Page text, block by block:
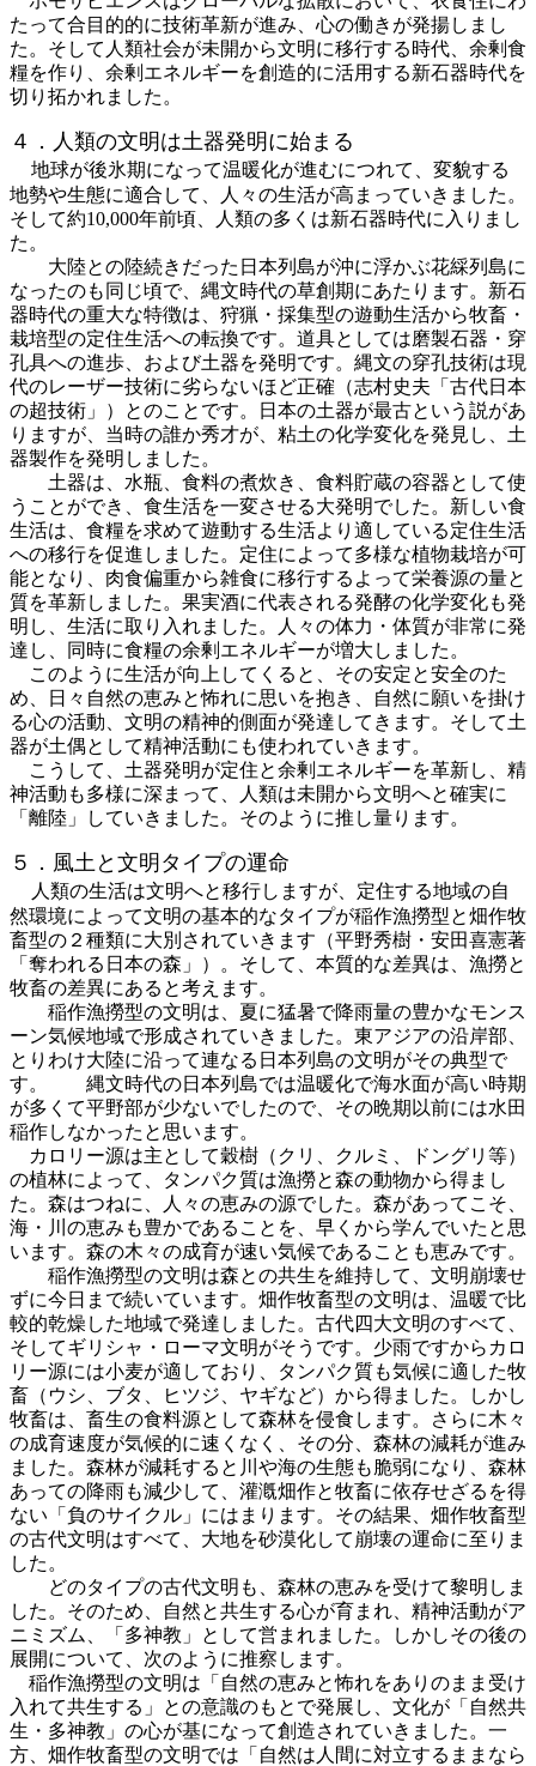
たって合目的的に技術革新が進み、心の働きが発揚しまし
た。そして人類社会が未開から文明に移行する時代、余剰食
糧を作り、余剰エネルギーを創造的に活用する新石器時代を
切り拓かれました。
４．人類の文明は土器発明に始まる
地球が後氷期になって温暖化が進むにつれて、変貌する
地勢や生態に適合して、人々の生活が高まっていきました。
そして約10,000年前頃、人類の多くは新石器時代に入りまし
た。
大陸との陸続きだった日本列島が沖に浮かぶ花綵列島に
なったのも同じ頃で、縄文時代の草創期にあたります。新石
器時代の重大な特徴は、狩猟・採集型の遊動生活から牧畜・
栽培型の定住生活への転換です。道具としては磨製石器・穿
孔具への進歩、および土器を発明です。縄文の穿孔技術は現
代のレーザー技術に劣らないほど正確（志村史夫「古代日本
の超技術」）とのことです。日本の土器が最古という説があ
りますが、当時の誰か秀才が、粘土の化学変化を発見し、土
器製作を発明しました。
土器は、水瓶、食料の煮炊き、食料貯蔵の容器として使
うことができ、食生活を一変させる大発明でした。新しい食
生活は、食糧を求めて遊動する生活より適している定住生活
への移行を促進しました。定住によって多様な植物栽培が可
能となり、肉食偏重から雑食に移行するよって栄養源の量と
質を革新しました。果実酒に代表される発酵の化学変化も発
明し、生活に取り入れました。人々の体力・体質が非常に発
達し、同時に食糧の余剰エネルギーが増大しました。
このように生活が向上してくると、その安定と安全のた
め、日々自然の恵みと怖れに思いを抱き、自然に願いを掛け
る心の活動、文明の精神的側面が発達してきます。そして土
器が土偶として精神活動にも使われていきます。
こうして、土器発明が定住と余剰エネルギーを革新し、精
神活動も多様に深まって、人類は未開から文明へと確実に
「離陸」していきました。そのように推し量ります。
５．風土と文明タイプの運命
人類の生活は文明へと移行しますが、定住する地域の自
然環境によって文明の基本的なタイプが稲作漁撈型と畑作牧
畜型の２種類に大別されていきます（平野秀樹・安田喜憲著
「奪われる日本の森」）。そして、本質的な差異は、漁撈と
牧畜の差異にあると考えます。
稲作漁撈型の文明は、夏に猛暑で降雨量の豊かなモンス
ーン気候地域で形成されていきました。東アジアの沿岸部、
とりわけ大陸に沿って連なる日本列島の文明がその典型で
す。 縄文時代の日本列島では温暖化で海水面が高い時期
が多くて平野部が少ないでしたので、その晩期以前には水田
稲作しなかったと思います。
カロリー源は主として穀樹（クリ、クルミ、ドングリ等）
の植林によって、タンパク質は漁撈と森の動物から得まし
た。森はつねに、人々の恵みの源でした。森があってこそ、
海・川の恵みも豊かであることを、早くから学んでいたと思
います。森の木々の成育が速い気候であることも恵みです。
稲作漁撈型の文明は森との共生を維持して、文明崩壊せ
ずに今日まで続いています。畑作牧畜型の文明は、温暖で比
較的乾燥した地域で発達しました。古代四大文明のすべて、
そしてギリシャ・ローマ文明がそうです。少雨ですからカロ
リー源には小麦が適しており、タンパク質も気候に適した牧
畜（ウシ、ブタ、ヒツジ、ヤギなど）から得ました。しかし
牧畜は、畜生の食料源として森林を侵食します。さらに木々
の成育速度が気候的に速くなく、その分、森林の減耗が進み
ました。森林が減耗すると川や海の生態も脆弱になり、森林
あっての降雨も減少して、灌漑畑作と牧畜に依存せざるを得
ない「負のサイクル」にはまります。その結果、畑作牧畜型
の古代文明はすべて、大地を砂漠化して崩壊の運命に至りま
した。
どのタイプの古代文明も、森林の恵みを受けて黎明しま
した。そのため、自然と共生する心が育まれ、精神活動がア
ニミズム、「多神教」として営まれました。しかしその後の
展開について、次のように推察します。
稲作漁撈型の文明は「自然の恵みと怖れをありのまま受け
入れて共生する」との意識のもとで発展し、文化が「自然共
生・多神教」の心が基になって創造されていきました。一
方、畑作牧畜型の文明では「自然は人間に対立するままなら